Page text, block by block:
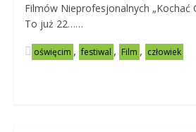
Filmów Nieprofesjonalnych „Kochać
To już 22……
oświęcim , festiwal , Film , człowiek